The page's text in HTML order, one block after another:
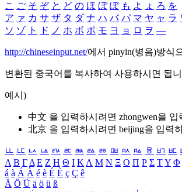
こ ご そ ぞ と ど の ほ ぼ ぽ も よ ょ ろ を
ア ァ カ サ ザ タ ダ ナ ハ バ パ マ ヤ ャ ラ
ソ ゾ ト ド ノ ホ ボ ポ モ ヨ ョ ロ ヲ ―
http://chineseinput.net/에서 pinyin(병음)방식
변환된 중국어를 복사하여 사용하시면 됩
예시)
中文 을 입력하시려면 zhongwen을 입
北京 을 입력하시려면 beijing을 입력
ㅥ ㅦ ㅧ ㅨ ㅩ ㅪ ㅫ ㅬ ㅭ ㅮ ㅯ ㅰ ㅱ ㅲ ㅳ
Α Β ΓΔ Ε Ζ Η Θ Ι ΚΛ Μ Ν Ξ Ο Π Ρ Σ ΤΥ Φ
á à Á À é è É È ç Ç ê
Ä Ö Ü ä ö ü ß